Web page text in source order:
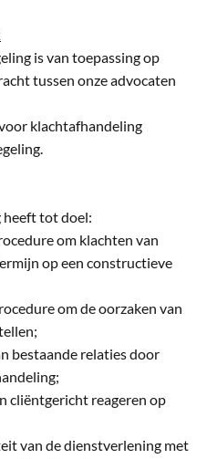
is van toepassing op
tussen onze advocaten
klachtafhandeling
heeft tot doel:
om klachten van
op een constructieve
om de oorzaken van
bestaande relaties door
reageren op
van de dienstverlening met